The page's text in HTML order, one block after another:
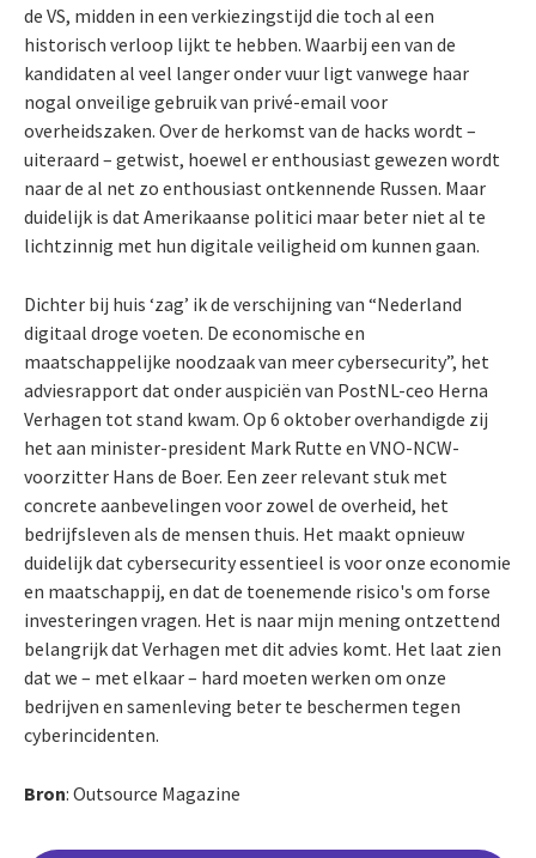
de VS, midden in een verkiezingstijd die toch al een
historisch verloop lijkt te hebben. Waarbij een van de
kandidaten al veel langer onder vuur ligt vanwege haar
nogal onveilige gebruik van privé-email voor
overheidszaken. Over de herkomst van de hacks wordt –
uiteraard – getwist, hoewel er enthousiast gewezen wordt
naar de al net zo enthousiast ontkennende Russen. Maar
duidelijk is dat Amerikaanse politici maar beter niet al te
lichtzinnig met hun digitale veiligheid om kunnen gaan.
Dichter bij huis ‘zag’ ik de verschijning van “Nederland
digitaal droge voeten. De economische en
maatschappelijke noodzaak van meer cybersecurity”, het
adviesrapport dat onder auspiciën van PostNL-ceo Herna
Verhagen tot stand kwam. Op 6 oktober overhandigde zij
het aan minister-president Mark Rutte en VNO-NCW-
voorzitter Hans de Boer. Een zeer relevant stuk met
concrete aanbevelingen voor zowel de overheid, het
bedrijfsleven als de mensen thuis. Het maakt opnieuw
duidelijk dat cybersecurity essentieel is voor onze economie
en maatschappij, en dat de toenemende risico's om forse
investeringen vragen. Het is naar mijn mening ontzettend
belangrijk dat Verhagen met dit advies komt. Het laat zien
dat we – met elkaar – hard moeten werken om onze
bedrijven en samenleving beter te beschermen tegen
cyberincidenten.
Bron: Outsource Magazine